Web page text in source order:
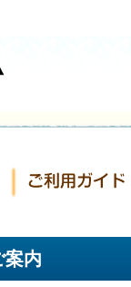
案内